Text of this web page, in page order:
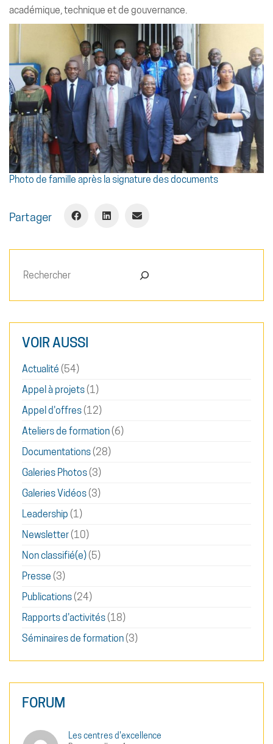
académique, technique et de gouvernance.
Photo de famille après la signature des documents
Partager
Rechercher
VOIR AUSSI
Actualité (54)
Appel à projets(1)
Appel d'offres(12)
Ateliers de formation(6)
Documentations(28)
Galeries Photos(3)
Galeries Vidéos(3)
Leadership (1)
Newsletter(10)
Non classifié(e)(5)
Presse (3)
Publications(24)
Rapports d'activités(18)
Séminaires de formation(3)
FORUM
Les centres d'excellence